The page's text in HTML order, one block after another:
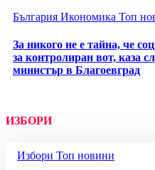
България Икономика Топ
За никого не е тайна, че
за контролиран вот, каза
министър в Благоевград
ИЗБОРИ
Избори Топ новини